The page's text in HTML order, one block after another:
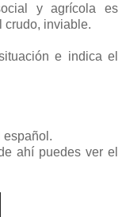
y agrícola es
crudo, inviable.
e indica el
español.
ahí puedes ver el